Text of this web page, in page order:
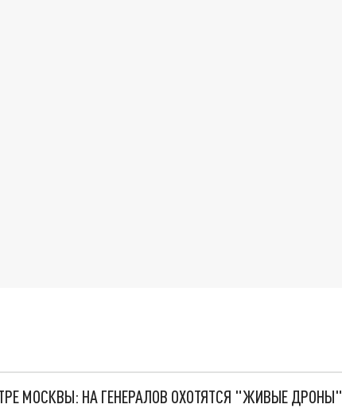
МОСКВЫ: НА ГЕНЕРАЛОВ ОХОТЯТСЯ "ЖИВЫЕ ДРОНЫ"